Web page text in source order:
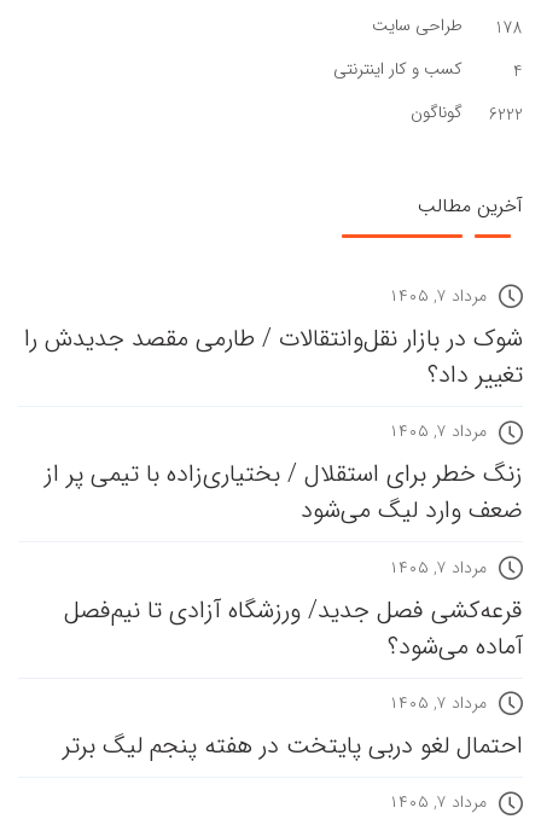
178
طراحی سایت
4
کسب و کار اینترنتی
6222
گوناگون
آخرین مطالب
مرداد ۷, ۱۴۰۵
شوک در بازار نقل‌وانتقالات / طارمی مقصد جدیدش را
تغییر داد؟
مرداد ۷, ۱۴۰۵
زنگ خطر برای استقلال / بختیاری‌زاده با تیمی پر از
ضعف وارد لیگ می‌شود
مرداد ۷, ۱۴۰۵
قرعه‎‌کشی فصل جدید/ ورزشگاه آزادی تا نیم‌فصل
آماده می‌شود؟
مرداد ۷, ۱۴۰۵
احتمال لغو دربی پایتخت در هفته پنجم لیگ برتر
مرداد ۷, ۱۴۰۵